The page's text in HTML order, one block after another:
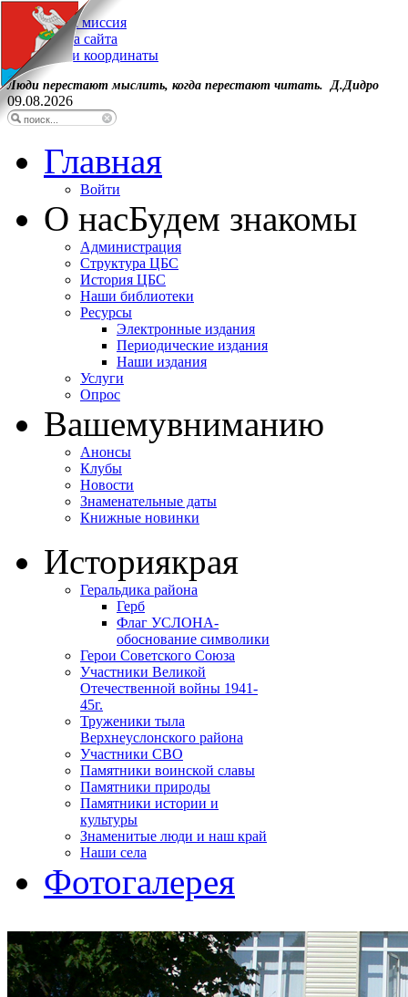
Наша миссия
Карта сайта
Наши координаты
Люди перестают мыслить, когда перестают читать. Д.Дидро
09.08.2026
Главная
Войти
О насБудем знакомы
Администрация
Структура ЦБС
История ЦБС
Наши библиотеки
Ресурсы
Электронные издания
Периодические издания
Наши издания
Услуги
Опрос
Вашемувниманию
Анонсы
Клубы
Новости
Знаменательные даты
Книжные новинки
Историякрая
Геральдика района
Герб
Флаг УСЛОНА-
обоснование символики
Герои Советского Союза
Участники Великой
Отечественной войны 1941-
45г.
Труженики тыла
Верхнеуслонского района
Участники СВО
Памятники воинской славы
Памятники природы
Памятники истории и
культуры
Знаменитые люди и наш край
Наши села
Фотогалерея